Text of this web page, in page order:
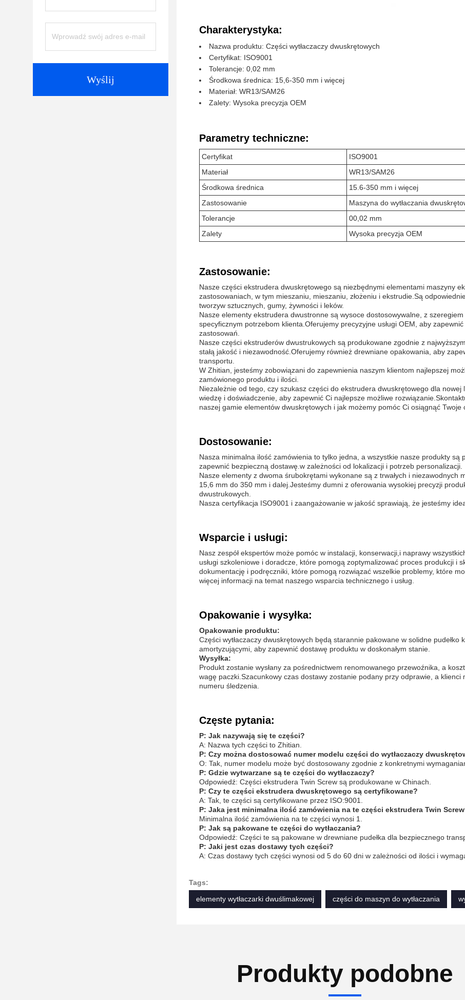
Wyślij
Charakterystyka:
Nazwa produktu: Części wytłaczaczy dwuskrętowych
Certyfikat: ISO9001
Tolerancje: 0,02 mm
Środkowa średnica: 15,6-350 mm i więcej
Materiał: WR13/SAM26
Zalety: Wysoka precyzja OEM
Parametry techniczne:
Certyfikat
ISO9001
Materiał
WR13/SAM26
Środkowa średnica
15.6-350 mm i więcej
Zastosowanie
Maszyna do wytłaczania
Tolerancje
00,02 mm
Zalety
Wysoka precyzja OEM
Zastosowanie:
Nasze części ekstrudera dwuskrętowego są niezbędnymi elementami maszyny
zastosowaniach, w tym mieszaniu, mieszaniu, złożeniu i ekstrudie.Są
tworzyw sztucznych, gumy, żywności i leków.
Nasze elementy ekstrudera dwustronne są wysoce dostosowywalne, z
specyficznym potrzebom klienta.Oferujemy precyzyjne usługi OEM, aby
zastosowań.
Nasze części ekstruderów dwustrukowych są produkowane zgodnie z
stałą jakość i niezawodność.Oferujemy również drewniane opakowania, aby
transportu.
W Zhitian, jesteśmy zobowiązani do zapewnienia naszym klientom najlepszej
zamówionego produktu i ilości.
Niezależnie od tego, czy szukasz części do ekstrudera dwuskrętowego dla
wiedzę i doświadczenie, aby zapewnić Ci najlepsze możliwe
naszej gamie elementów dwuskrętowych i jak możemy pomóc Ci osiągnąć Twoje
Dostosowanie:
Nasza minimalna ilość zamówienia to tylko jedna, a wszystkie nasze produkty są
zapewnić bezpieczną dostawę.w zależności od lokalizacji i potrzeb personalizacji.
Nasze elementy z dwoma śrubokrętami wykonane są z trwałych i niezawodnych
15,6 mm do 350 mm i dalej.Jesteśmy dumni z oferowania wysokiej precyzji
dwustrukowych.
Nasza certyfikacja ISO9001 i zaangażowanie w jakość sprawiają, że jesteśmy
Wsparcie i usługi:
Nasz zespół ekspertów może pomóc w instalacji, konserwacji,i naprawy
usługi szkoleniowe i doradcze, które pomogą zoptymalizować proces produkcji i
dokumentację i podręczniki, które pomogą rozwiązać wszelkie problemy, które
więcej informacji na temat naszego wsparcia technicznego i usług.
Opakowanie i wysyłka:
Opakowanie produktu:
Części wytłaczaczy dwuskrętowych będą starannie pakowane w solidne pudełko
amortyzującymi, aby zapewnić dostawę produktu w doskonałym stanie.
Wysyłka:
Produkt zostanie wysłany za pośrednictwem renomowanego przewoźnika, a
wagę paczki.Szacunkowy czas dostawy zostanie podany przy odprawie, a
numeru śledzenia.
Częste pytania:
P: Jak nazywają się te części?
A: Nazwa tych części to Zhitian.
P: Czy można dostosować numer modelu części do wytłaczaczy
O: Tak, numer modelu może być dostosowany zgodnie z konkretnymi
P: Gdzie wytwarzane są te części do wytłaczaczy?
Odpowiedź: Części ekstrudera Twin Screw są produkowane w Chinach.
P: Czy te części ekstrudera dwuskrętowego są certyfikowane?
A: Tak, te części są certyfikowane przez ISO:9001.
P: Jaka jest minimalna ilość zamówienia na te części ekstrudera Twin
Minimalna ilość zamówienia na te części wynosi 1.
P: Jak są pakowane te części do wytłaczania?
Odpowiedź: Części te są pakowane w drewniane pudełka dla bezpiecznego
P: Jaki jest czas dostawy tych części?
A: Czas dostawy tych części wynosi od 5 do 60 dni w zależności od ilości i
Tags:
elementy wytłaczarki dwuślimakowej
części do maszyn do wytłaczania
Produkty podobne